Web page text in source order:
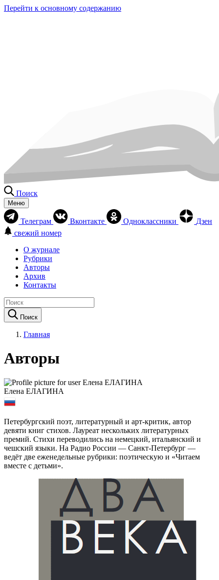
Перейти к основному содержанию
Поиск
Меню
Телеграм Вконтакте Одноклассники
Дзен
свежий номер
О журнале
Рубрики
Авторы
Архив
Контакты
Поиск
Главная
Авторы
Елена ЕЛАГИНА
Петербургский поэт, литературный и арт-критик, автор
девяти книг стихов. Лауреат нескольких литературных
премий. Стихи переводились на немецкий, итальянский и
чешский языки. На Радио России — Санкт-Петербург —
ведёт две еженедельные рубрики: поэтическую и «Читаем
вместе с детьми».